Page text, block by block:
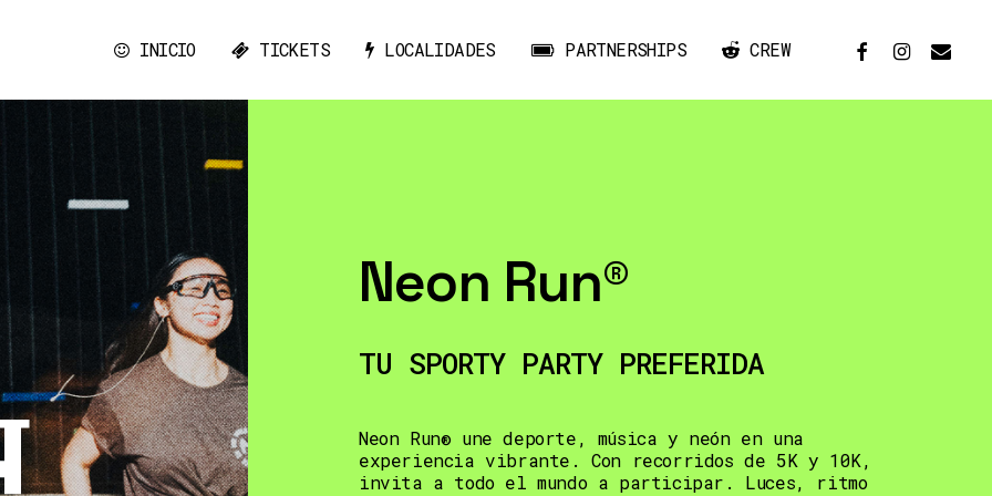
INICIO TICKETS LOCALIDADES PARTNERSHIPS CREW FACEBOOKINSTAGRAM
EMAIL
Neon Run®
TU SPORTY PARTY PREFERIDA
Neon Run® une deporte, música y neón en una
experiencia vibrante. Con recorridos de 5K y 10K,
invita a todo el mundo a participar. Luces, ritmo